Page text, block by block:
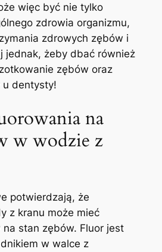
więc ‌być nie ‌tylko‍
zdrowia organizmu,
⁢zdrowych zębów i
jednak, ‍żeby ⁤dbać również
zębów ⁢oraz
u dentysty!
na
w ​wodzie z
potwierdzają,⁣ że
z kranu może⁤ mieć​
na stan zębów. Fluor jest⁣
w walce z